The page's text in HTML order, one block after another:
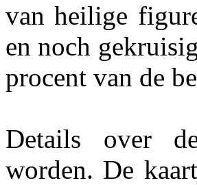
van heilige
en noch
procent van de
Details over
worden. De